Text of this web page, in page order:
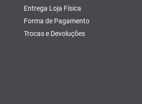
Entrega Loja Física
Forma de Pagamento
Trocas e Devoluções